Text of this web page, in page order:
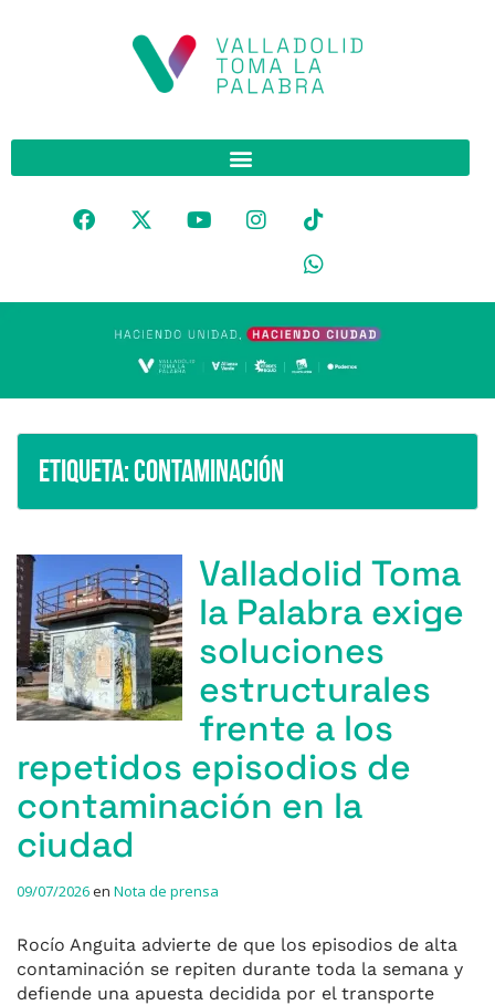
Etiqueta:Contaminación
Valladolid Toma
la Palabra exige
soluciones
estructurales
frente a los
repetidos episodios de
contaminación en la
ciudad
09/07/2026en Nota de prensa
Rocío Anguita advierte de que los episodios de alta
contaminación se repiten durante toda la semana y
defiende una apuesta decidida por el transporte